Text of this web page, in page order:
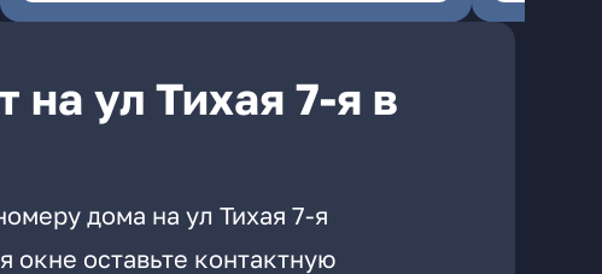
на ул Тихая 7-я в
дома на ул Тихая 7-я
оставьте контактную